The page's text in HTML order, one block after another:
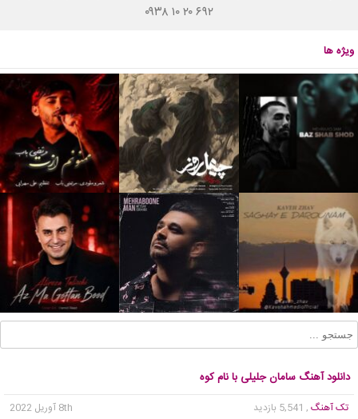
۰۹۳۸ ۱۰ ۲۰ ۶۹۲
ویژه ها
دانلود آهنگ سامان جلیلی با نام کوه
تک آهنگ , 5,541 بازدید
8th آوریل 2022